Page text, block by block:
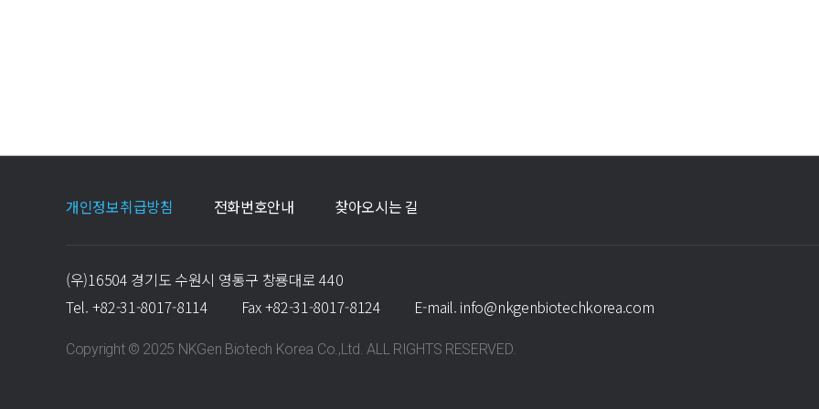
개인정보취급방침 전화번호안내 찾아오시는 길
(우)16504 경기도 수원시 영통구 창룡대로 440
Tel. +82-31-8017-8114 Fax+82-31-8017-8124 E-mail. info@nkgenbiotechkorea.com
Copyright © 2025 NKGen Biotech Korea Co.,Ltd. ALL RIGHTS RESERVED.